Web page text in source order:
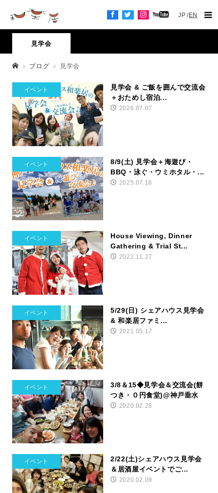
JP EN
見学会
ブログ 見学会
イベント
見学会 & ご飯を囲んで交流会
＋おためし宿泊...
2026.07.07
イベント
8/9(土) 見学会＋海遊び・
BBQ・泳ぐ・ウミホタル・...
2025.07.16
イベント
House Viewing, Dinner
Gathering & Trial St...
2022.11.27
イベント
5/29(日) シェアハウス見学会
& 和楽居ファミ...
2021.05.17
イベント
3/8＆15◆見学会＆交流会(餅
つき・０円食堂)@神戸垂水
2020.02.28
イベント
2/22(土)シェアハウス見学会
＆居酒屋イベントでご...
2020.02.09